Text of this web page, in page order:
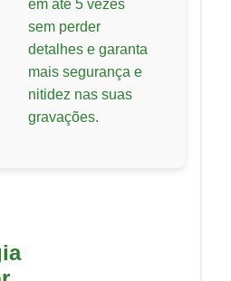
em até 5 vezes
sem perder
detalhes e garanta
mais segurança e
nitidez nas suas
gravações.